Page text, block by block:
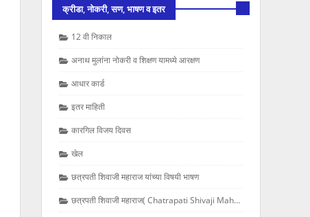
क्रीडा, नोकरी, सण, भाषण व इतर
12 वी निकाल
अनाथ मुलांना नोकरी व शिक्षण यामध्ये आरक्षण
आधार कार्ड
इतर माहिती
कारगिल विजय दिवस
खेल
छत्रपती शिवाजी महाराज यांच्या विषयी भाषण
छत्रपती शिवाजी महाराज( Chatrapati Shivaji Maharaj